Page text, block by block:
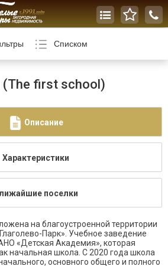
Списком
first school)
Описание
Характеристики
поселки
на благоустроенной территории
Парк». Учебное заведение
«Детская Академия», которая
начальная школа. С 2020 года школа
основного общего и полного